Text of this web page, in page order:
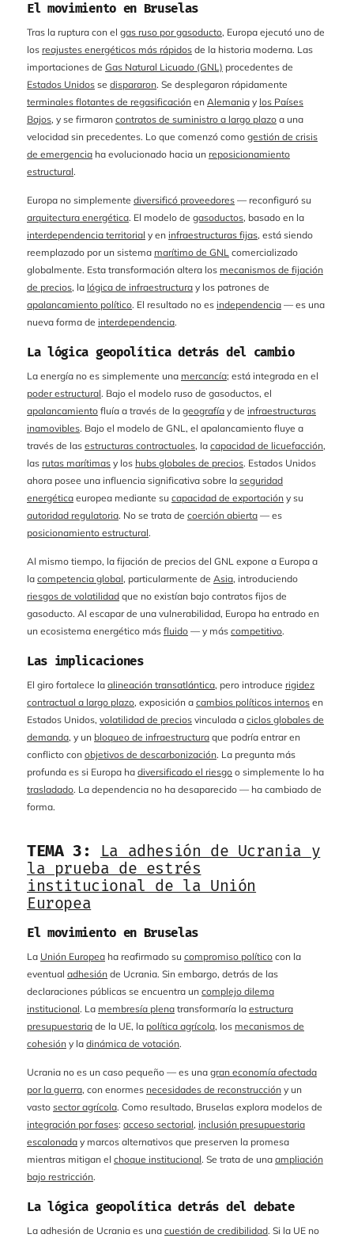
El movimiento en Bruselas
Tras la ruptura con el gas ruso por gasoducto, Europa ejecutó uno de
los reajustes energéticos más rápidos de la historia moderna. Las
importaciones de Gas Natural Licuado (GNL) procedentes de
Estados Unidos se dispararon. Se desplegaron rápidamente
terminales flotantes de regasificación en Alemania y los Países
Bajos, y se firmaron contratos de suministro a largo plazo a una
velocidad sin precedentes. Lo que comenzó como gestión de crisis
de emergencia ha evolucionado hacia un reposicionamiento
estructural.
Europa no simplemente diversificó proveedores — reconfiguró su
arquitectura energética. El modelo de gasoductos, basado en la
interdependencia territorial y en infraestructuras fijas, está siendo
reemplazado por un sistema marítimo de GNL comercializado
globalmente. Esta transformación altera los mecanismos de fijación
de precios, la lógica de infraestructura y los patrones de
apalancamiento político. El resultado no es independencia — es una
nueva forma de interdependencia.
La lógica geopolítica detrás del cambio
La energía no es simplemente una mercancía; está integrada en el
poder estructural. Bajo el modelo ruso de gasoductos, el
apalancamiento fluía a través de la geografía y de infraestructuras
inamovibles. Bajo el modelo de GNL, el apalancamiento fluye a
través de las estructuras contractuales, la capacidad de licuefacción,
las rutas marítimas y los hubs globales de precios. Estados Unidos
ahora posee una influencia significativa sobre la seguridad
energética europea mediante su capacidad de exportación y su
autoridad regulatoria. No se trata de coerción abierta — es
posicionamiento estructural.
Al mismo tiempo, la fijación de precios del GNL expone a Europa a
la competencia global, particularmente de Asia, introduciendo
riesgos de volatilidad que no existían bajo contratos fijos de
gasoducto. Al escapar de una vulnerabilidad, Europa ha entrado en
un ecosistema energético más fluido — y más competitivo.
Las implicaciones
El giro fortalece la alineación transatlántica, pero introduce rigidez
contractual a largo plazo, exposición a cambios políticos internos en
Estados Unidos, volatilidad de precios vinculada a ciclos globales de
demanda, y un bloqueo de infraestructura que podría entrar en
conflicto con objetivos de descarbonización. La pregunta más
profunda es si Europa ha diversificado el riesgo o simplemente lo ha
trasladado. La dependencia no ha desaparecido — ha cambiado de
forma.
TEMA 3: La adhesión de Ucrania y
la prueba de estrés
institucional de la Unión
Europea
El movimiento en Bruselas
La Unión Europea ha reafirmado su compromiso político con la
eventual adhesión de Ucrania. Sin embargo, detrás de las
declaraciones públicas se encuentra un complejo dilema
institucional. La membresía plena transformaría la estructura
presupuestaria de la UE, la política agrícola, los mecanismos de
cohesión y la dinámica de votación.
Ucrania no es un caso pequeño — es una gran economía afectada
por la guerra, con enormes necesidades de reconstrucción y un
vasto sector agrícola. Como resultado, Bruselas explora modelos de
integración por fases: acceso sectorial, inclusión presupuestaria
escalonada y marcos alternativos que preserven la promesa
mientras mitigan el choque institucional. Se trata de una ampliación
bajo restricción.
La lógica geopolítica detrás del debate
La adhesión de Ucrania es una cuestión de credibilidad. Si la UE no